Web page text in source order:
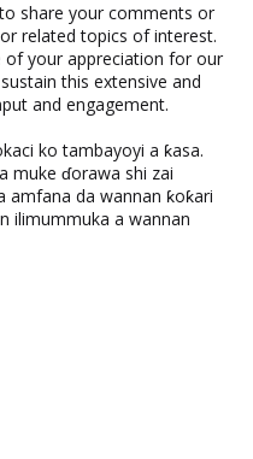
share your comments or
related topics of interest.
of your appreciation for our
this extensive and
and engagement.
ko tambayoyi a ƙasa.
muke ɗorawa shi zai
da wannan ƙoƙari
ilimummuka a wannan